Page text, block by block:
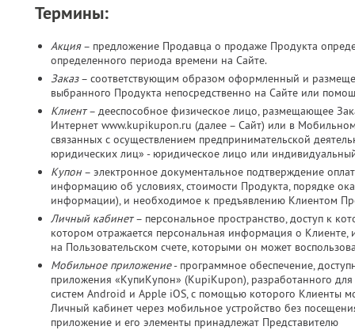
Термины:
Акция– предложение Продавца о продаже Продукта
определенного периода времени на Сайте.
Заказ– соответствующим образом оформленный и
выбранного Продукта непосредственно на Сайте или
Клиент– дееспособное физическое лицо, размещающее
Интернет www.kupikupon.ru (далее – Сайт) или в
связанных с осуществлением предпринимательской
юридических лиц» - юридическое лицо или
Купон – электронное документальное подтверждение
информацию об условиях, стоимости Продукта, порядке
информации), и необходимое к предъявлению Клиентом
Личный кабинет– персональное пространство, доступ к
котором отражается персональная информация о Клиенте,
на Пользовательском счете, которыми он может
Мобильное приложение- программное обеспечение,
приложения «КупиКупон» (KupiKupon), разработанного
систем Android и Apple iOS, с помощью которого Клиенты
Личный кабинет через мобильное устройство без
приложение и его элементы принадлежат Представителю